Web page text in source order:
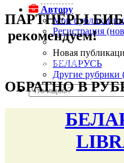
Автору
Мои публикации
Регистрация
Новая
БЕЛАРУСЬ
Другие рубрики
ПАРТНЁРЫ
рекомендуем!
подняться наверх ↑
ОБРАТНО В